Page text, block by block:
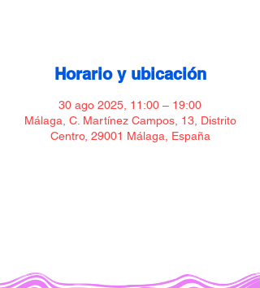
Horario y ubicación
30 ago 2025, 11:00 – 19:00
Málaga, C. Martínez Campos, 13, Distrito
Centro, 29001 Málaga, España